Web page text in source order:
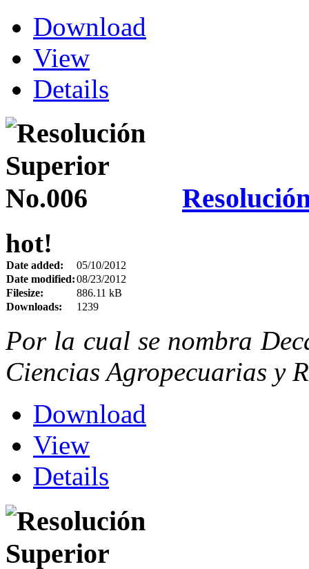
Download
View
Details
hot!
Date added:
05/10/2012
Date modified:08/23/2012
Filesize:
886.11 kB
Downloads:
1239
Por la cual se nombra
Ciencias Agropecuarias y
Download
View
Details